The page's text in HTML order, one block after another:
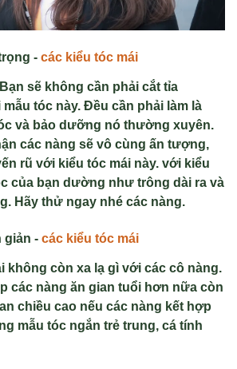
ọng - các kiểu tóc mái
Bạn sẽ không cần phải cắt tỉa
tóc này. Đều cần phải làm là
và bảo dưỡng nó thường xuyên.
các nàng sẽ vô cùng ấn tượng,
ến rũ với kiểu tóc mái này. với kiểu
của bạn dường như trông dài ra và
Hãy thử ngay nhé các nàng.
giản - các kiểu tóc mái
không còn xa l ạ gì với các cô nàng.
các nàng ăn gian tuổi hơn nữa còn
chiều cao nếu các nàng kết hợp
mẫu tóc ngắn trẻ trung, cá tính